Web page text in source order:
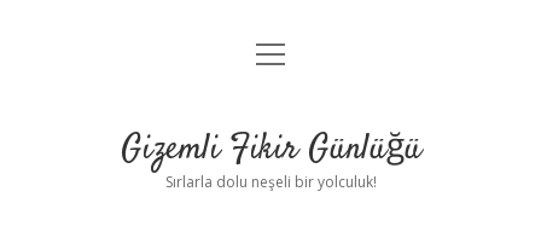
Anasayfa
Yasal Uyarı
menüyü
Gizemli Fikir Günlüğü
Sırlarla dolu neşeli bir yolculuk!